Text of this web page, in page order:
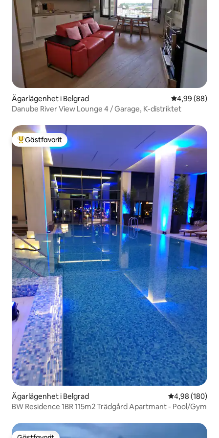
Ägarlägenhet i Belgrad 4,99 av 5 i
4,99 (88)
Danube River View Lounge 4 / Garage, K-distriktet
Populär gästfavorit
Gästfavorit
Ägarlägenhet i Belgrad 4,98 av 5 i
4,98 (180)
BW Residence 1BR 115m2 Trädgård Apartmant - Pool/Gym